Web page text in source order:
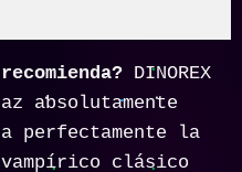
DINOREX
absolutamente
perfectamente la
clásico